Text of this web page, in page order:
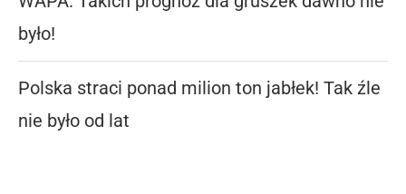
było!
Polska straci ponad milion ton jabłek! Tak źle
nie było od lat